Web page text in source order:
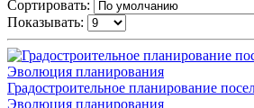
Сортировать:
Показывать:
Градостроительное планирование
Эволюция планирования